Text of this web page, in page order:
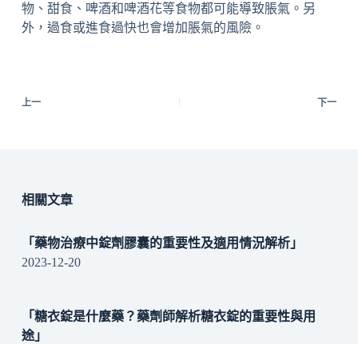
物、甜食、啤酒和啤酒花等食物都可能導致脹氣。另
外，過食或進食過快也會增加脹氣的風險。
上一 下一
相關文章
「藥物治療中錠劑膠囊的重要性及適用情況解析」
2023-12-20
「糖衣錠是什麼藥？藥劑師解析糖衣錠的重要性與用
途」